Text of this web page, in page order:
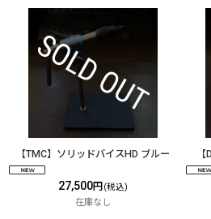
【TMC】ソリッドバイスHD ブルー
27,500円 (税込)
在庫なし